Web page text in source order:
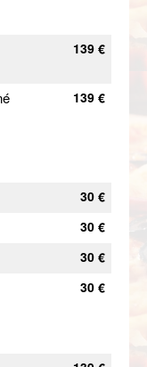
139 €
139 €
30 €
30 €
30 €
30 €